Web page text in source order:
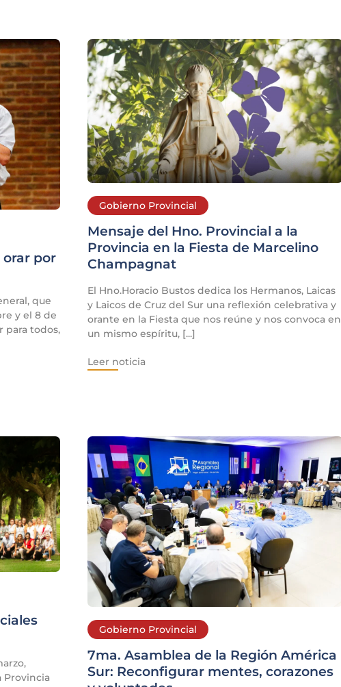
orar por
que
y el 8 de
para todos,
Gobierno Provincial
Mensaje del Hno. Provincial a la
Provincia en la Fiesta de Marcelino
Champagnat
El Hno.Horacio Bustos dedica los Hermanos, Laicas
y Laicos de Cruz del Sur una reflexión celebrativa y
orante en la Fiesta que nos reúne y nos convoca en
un mismo espíritu, [...]
Leer noticia
Provincia
Gobierno Provincial
7ma. Asamblea de la Región América
Sur: Reconfigurar mentes, corazones